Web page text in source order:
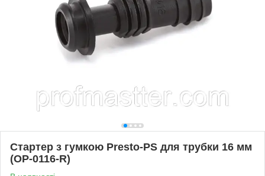
Стартер з гумкою Presto-PS для трубки 16 мм
(OP-0116-R)